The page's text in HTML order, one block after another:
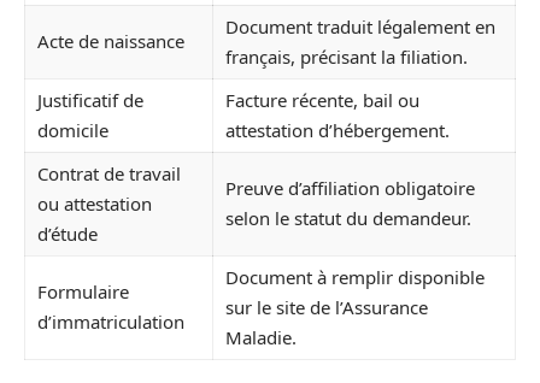
Acte de naissance
Document traduit légalement en
français, précisant la filiation.
Justificatif de
domicile
Facture récente, bail ou
attestation d’hébergement.
Contrat de travail
ou attestation
d’étude
Preuve d’affiliation obligatoire
selon le statut du demandeur.
Formulaire
d’immatriculation
Document à remplir disponible
sur le site de l’Assurance
Maladie.